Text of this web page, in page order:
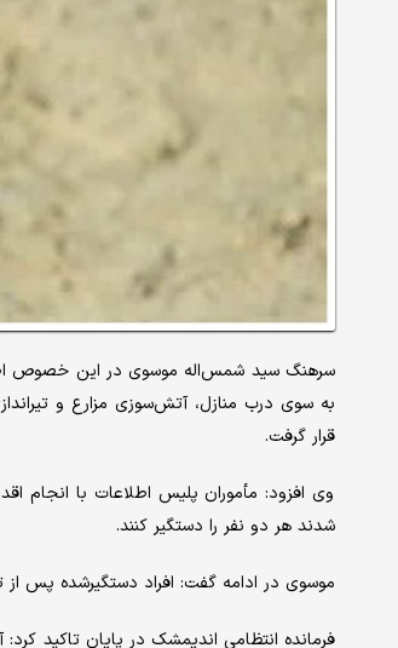
سرهنگ سید شمس‌اله موسوی در این خصوص
به سوی درب منازل، آتش‌سوزی مزارع و
قرار گرفت.
وی افزود: مأموران پلیس اطلاعات با انجام
شدند هر دو نفر را دستگیر کنند.
موسوی در ادامه گفت: افراد دستگیرشده پس از
فرمانده انتظامی اندیمشک در پایان تاکید